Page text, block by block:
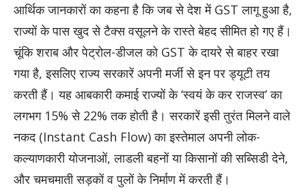
आर्थिक जानकारों का कहना है कि जब से देश में GST लागू हुआ है,
राज्यों के पास खुद से टैक्स वसूलने के रास्ते बेहद सीमित हो गए हैं।
चूंकि शराब और पेट्रोल-डीजल को GST के दायरे से बाहर रखा
गया है, इसलिए राज्य सरकारें अपनी मर्जी से इन पर ड्यूटी तय
करती हैं। यह आबकारी कमाई राज्यों के ‘स्वयं के कर राजस्व’ का
लगभग 15% से 22% तक होती है। सरकारें इसी तुरंत मिलने वाले
नकद (Instant Cash Flow) का इस्तेमाल अपनी लोक-
कल्याणकारी योजनाओं, लाडली बहनों या किसानों की सब्सिडी देने,
और चमचमाती सड़कों व पुलों के निर्माण में करती हैं।